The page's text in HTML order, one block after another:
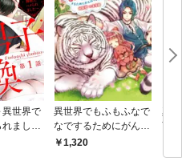
異世界で
ました
異世界でもふもふなで
なでするためにがんば
ってます。 ： 1
1,320
真
言
て